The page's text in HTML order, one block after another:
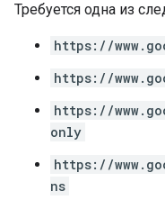
Требуется одна из
https://
https://
https://
only
https://
ns